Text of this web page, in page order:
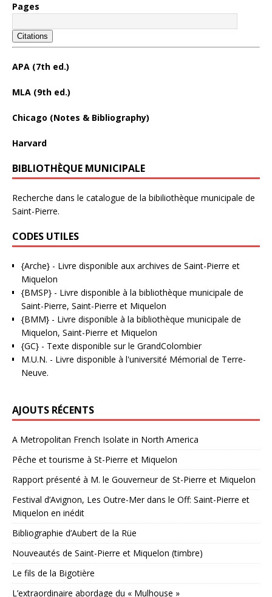
Pages
Citations
APA (7th ed.)
MLA (9th ed.)
Chicago (Notes & Bibliography)
Harvard
BIBLIOTHÈQUE MUNICIPALE
Recherche dans le catalogue de la bibiliothèque municipale de
Saint-Pierre.
CODES UTILES
{Arche} - Livre disponible aux archives de Saint-Pierre et
Miquelon
{BMSP} - Livre disponible à la bibliothèque municipale de
Saint-Pierre, Saint-Pierre et Miquelon
{BMM} - Livre disponible à la bibliothèque municipale de
Miquelon, Saint-Pierre et Miquelon
{GC} - Texte disponible sur le GrandColombier
M.U.N. - Livre disponible à l'université Mémorial de Terre-
Neuve.
AJOUTS RÉCENTS
A Metropolitan French Isolate in North America
Pêche et tourisme à St-Pierre et Miquelon
Rapport présenté à M. le Gouverneur de St-Pierre et Miquelon
Festival d’Avignon, Les Outre-Mer dans le Off: Saint-Pierre et
Miquelon en inédit
Bibliographie d’Aubert de la Rüe
Nouveautés de Saint-Pierre et Miquelon (timbre)
Le fils de la Bigotière
L’extraordinaire abordage du « Mulhouse »